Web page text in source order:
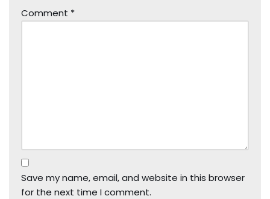
Comment *
Save my name, email, and website in this browser
for the next time I comment.